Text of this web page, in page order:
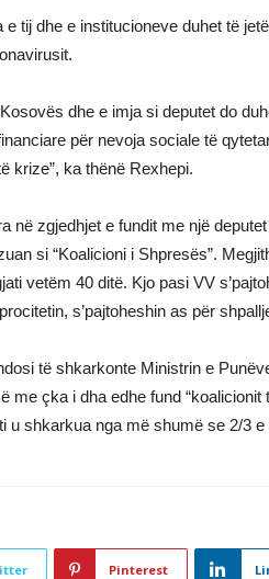
tij dhe e institucioneve duhet të
dhe e imja si deputet do
për nevoja sociale të
krize”, ka thënë Rexhepi.
në zgjedhjet e fundit me një
si “Koalicioni i Shpresës”.
vetëm 40 ditë. Kjo pasi VV
s’pajtoheshin as për
të shkarkonte Ministrin e
me çka i dha edhe fund
u shkarkua nga më shumë se 2/3
Pinterest